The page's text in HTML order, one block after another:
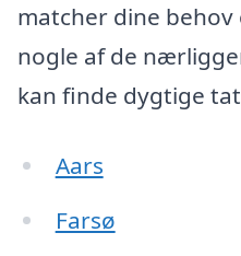
matcher dine behov
nogle af de
kan finde dygtige
Aars
Farsø